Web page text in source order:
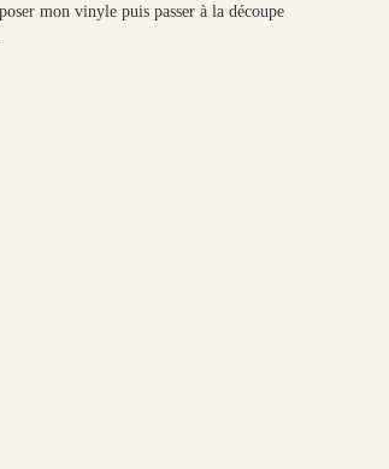
mon vinyle puis passer à la découpe